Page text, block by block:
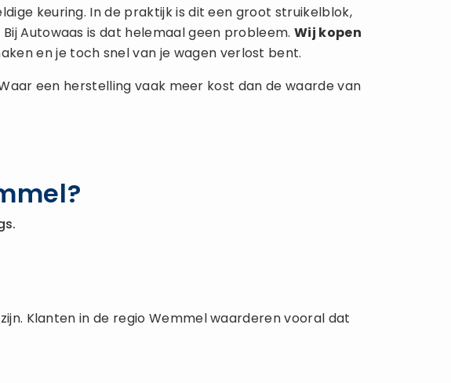
keuring. In de praktijk is dit een groot struikelblok,
Autowaas is dat helemaal geen probleem.Wij kopen
en je toch snel van je wagen verlost bent.
een herstelling vaak meer kost dan de waarde van
Klanten in de regio Wemmel waarderen vooral dat